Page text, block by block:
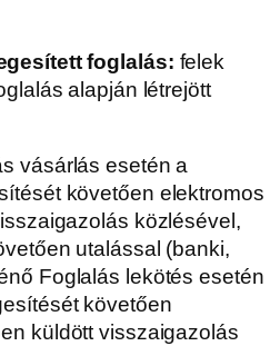
foglalás: felek
alapján létrejött
vásárlás esetén a
követően elektromos
közlésével,
utalással (banki,
Foglalás lekötés esetén
követően
küldött visszaigazolás